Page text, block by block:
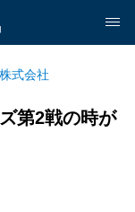
式会社
第2戦の時が